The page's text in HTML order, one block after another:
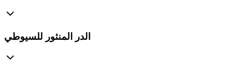
الدر المنثور للسيوطي